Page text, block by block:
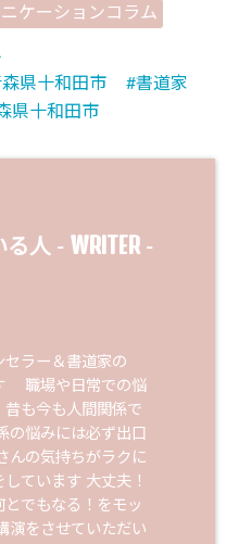
ケーションコラム
県十和田市
書道家
県十和田市
る人 - WRITER-
セラー＆書道家の
職場や日常での悩
昔も今も人間関係で
の悩みには必ず出口
んの気持ちがラクに
ています 大丈夫！
とでもなる！をモッ
演をさせていただい